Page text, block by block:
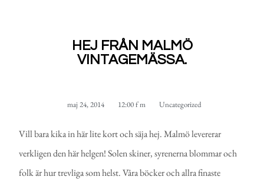
HEJ FRÅN MALMÖ
VINTAGEMÄSSA.
maj 24, 2014 12:00 f m Uncategorized
Vill bara kika in här lite kort och säja hej. Malmö levererar
verkligen den här helgen! Solen skiner, syrenerna blommar och
folk är hur trevliga som helst. Våra böcker och allra finaste